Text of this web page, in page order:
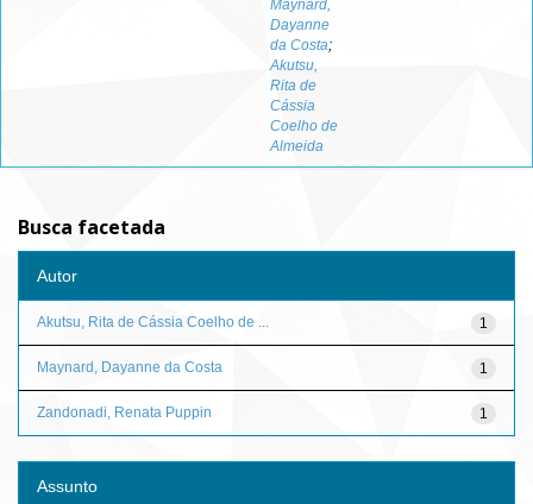
Maynard,
Dayanne
da Costa;
Akutsu,
Rita de
Cássia
Coelho de
Almeida
Busca facetada
Autor
1
Akutsu, Rita de Cássia Coelho de ...
1
Maynard, Dayanne da Costa
1
Zandonadi, Renata Puppin
Assunto